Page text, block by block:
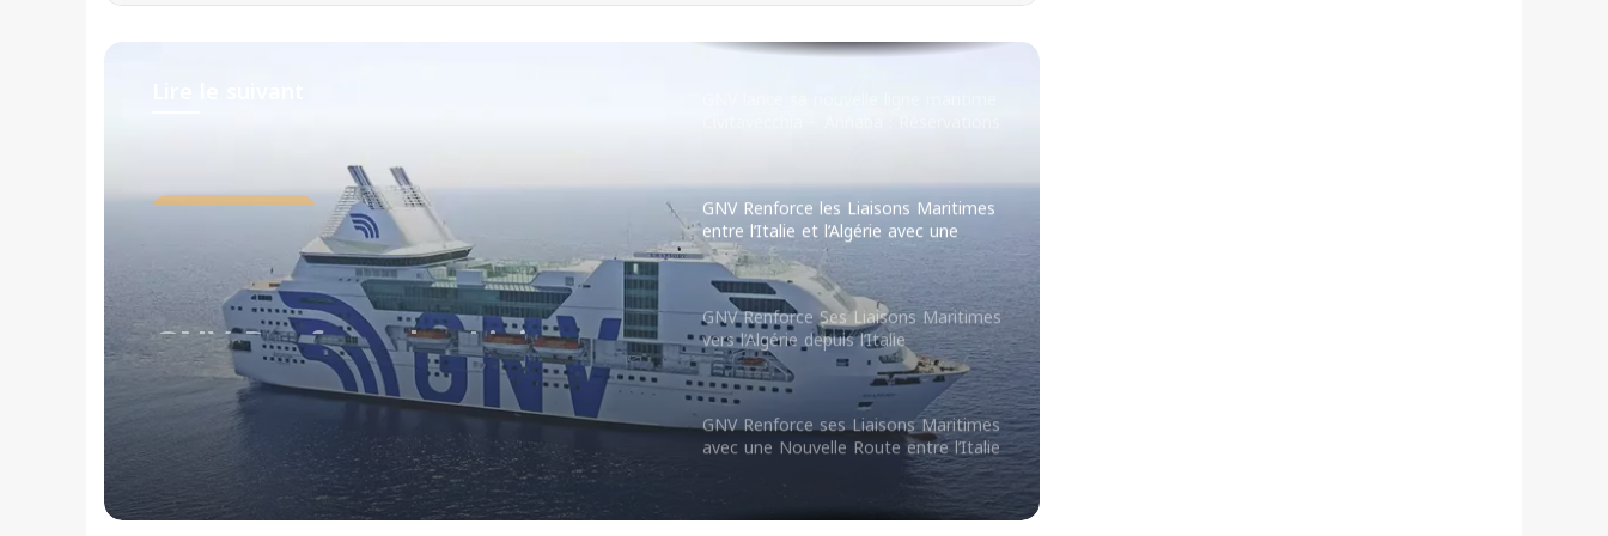
Actualités Maritimes
GNV Renforce les Liaisons
Maritimes entre l’Italie et
l’Algérie avec une Nouvelle
Ligne Civitavecchia –
Annaba
GNV Renforce les Liaisons Maritimes
entre l’Italie et l’Algérie avec une
Nouvelle Ligne Civitavecchia –
Annaba
GNV Renforce Ses Liaisons Maritimes
vers l’Algérie depuis l’Italie
GNV Renforce ses Liaisons Maritimes
avec une Nouvelle Route entre l’Italie
et Annaba
Lancement d’une Ligne Maritime